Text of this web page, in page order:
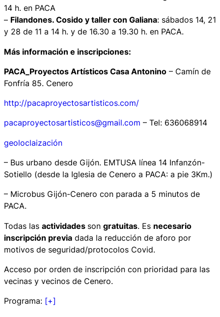
14 h. en PACA
– Filandones. Cosido y taller con Galiana: sábados 14, 21
y 28 de 11 a 14 h. y de 16.30 a 19.30 h. en PACA.
Más información e inscripciones:
PACA_Proyectos Artísticos Casa Antonino – Camín de
Fonfría 85. Cenero
http://pacaproyectosartisticos.com/
pacaproyectosartisticos@gmail.com – Tel: 636068914
geoloclaización
– Bus urbano desde Gijón. EMTUSA línea 14 Infanzón-
Sotiello (desde la Iglesia de Cenero a PACA: a pie 3Km.)
– Microbus Gijón-Cenero con parada a 5 minutos de
PACA.
Todas las actividades son gratuitas. Es necesario
inscripción previa dada la reducción de aforo por
motivos de seguridad/protocolos Covid.
Acceso por orden de inscripción con prioridad para las
vecinas y vecinos de Cenero.
Programa: [+]